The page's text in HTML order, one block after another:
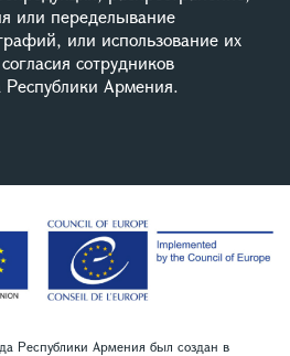
или переделывание
или использование их
сотрудников
Республики Армения.
Республики Армения был создан в